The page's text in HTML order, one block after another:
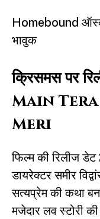
Homebound
भावुक
क्रिसमस पर
Main
Meri
फिल्म की रिलीज
डायरेक्टर समीर
सत्यप्रेम की कथा
मजेदार लव स्टोरी